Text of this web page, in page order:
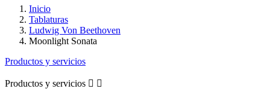
Inicio
Tablaturas
Ludwig Von Beethoven
Moonlight Sonata
Productos y servicios
Productos y servicios  